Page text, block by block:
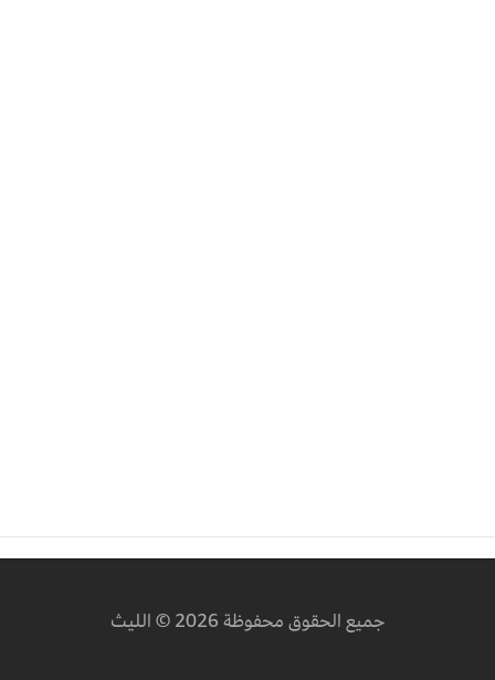
جميع الحقوق محفوظة 2026 © الليث